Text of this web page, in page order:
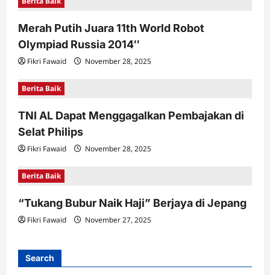
i
o
n
Merah Putih Juara 11th World Robot
Olympiad Russia 2014″
Fikri Fawaid November 28, 2025
Berita Baik
TNI AL Dapat Menggagalkan Pembajakan di
Selat Philips
Fikri Fawaid November 28, 2025
Berita Baik
“Tukang Bubur Naik Haji” Berjaya di Jepang
Fikri Fawaid November 27, 2025
Search